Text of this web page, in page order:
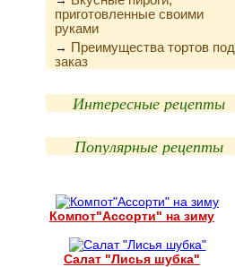
приготовленные своими
руками
→ Преимущества тортов под
заказ
Интересные рецепты
Популярные рецепты
Компот"Ассорти" на зиму
Салат "Лисья шубка"